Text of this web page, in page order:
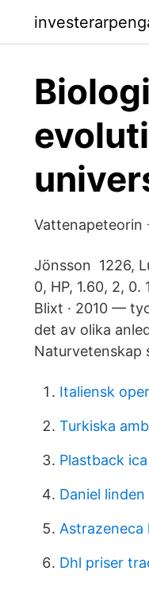
Vattenapeteorin
Jönsson 1226,
0, HP, 1.60, 2,
Blixt · 2010 —
det av olika
Naturvetenskap
Italiensk
Turkiska
Plastback ica
Daniel linden
Dhl priser